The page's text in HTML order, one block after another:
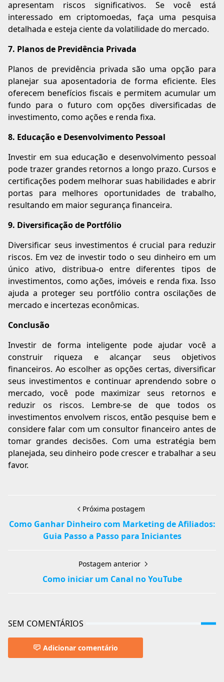
apresentam riscos significativos. Se você está
interessado em criptomoedas, faça uma pesquisa
detalhada e esteja ciente da volatilidade do mercado.
7. Planos de Previdência Privada
Planos de previdência privada são uma opção para
planejar sua aposentadoria de forma eficiente. Eles
oferecem benefícios fiscais e permitem acumular um
fundo para o futuro com opções diversificadas de
investimento, como ações e renda fixa.
8. Educação e Desenvolvimento Pessoal
Investir em sua educação e desenvolvimento pessoal
pode trazer grandes retornos a longo prazo. Cursos e
certificações podem melhorar suas habilidades e abrir
portas para melhores oportunidades de trabalho,
resultando em maior segurança financeira.
9. Diversificação de Portfólio
Diversificar seus investimentos é crucial para reduzir
riscos. Em vez de investir todo o seu dinheiro em um
único ativo, distribua-o entre diferentes tipos de
investimentos, como ações, imóveis e renda fixa. Isso
ajuda a proteger seu portfólio contra oscilações de
mercado e incertezas econômicas.
Conclusão
Investir de forma inteligente pode ajudar você a
construir riqueza e alcançar seus objetivos
financeiros. Ao escolher as opções certas, diversificar
seus investimentos e continuar aprendendo sobre o
mercado, você pode maximizar seus retornos e
reduzir os riscos. Lembre-se de que todos os
investimentos envolvem riscos, então pesquise bem e
considere falar com um consultor financeiro antes de
tomar grandes decisões. Com uma estratégia bem
planejada, seu dinheiro pode crescer e trabalhar a seu
favor.
Próxima postagem
Como Ganhar Dinheiro com Marketing de Afiliados:
Guia Passo a Passo para Iniciantes
Postagem anterior
Como iniciar um Canal no YouTube
SEM COMENTÁRIOS
Adicionar comentário